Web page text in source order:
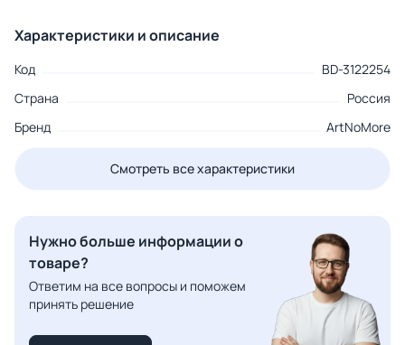
Характеристики и описание
Код
BD-3122254
Страна
Россия
Бренд
ArtNoMore
Смотреть все характеристики
Нужно больше информации о
товаре?
Ответим на все вопросы и поможем
принять решение